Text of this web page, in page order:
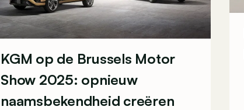
KGM op de Brussels Motor
Show 2025: opnieuw
naamsbekendheid creëren